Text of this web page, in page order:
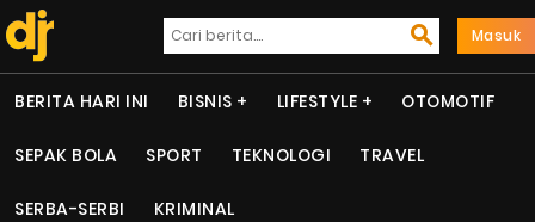
Masuk
BERITA HARI INI BISNIS LIFESTYLE OTOMOTIF
SEPAK BOLA SPORT TEKNOLOGI TRAVEL
SERBA-SERBI KRIMINAL